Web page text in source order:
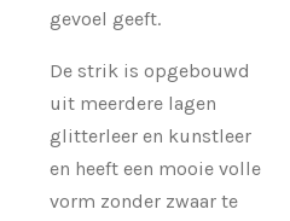
gevoel geeft.
De strik is opgebouwd
uit meerdere lagen
glitterleer en kunstleer
en heeft een mooie volle
vorm zonder zwaar te